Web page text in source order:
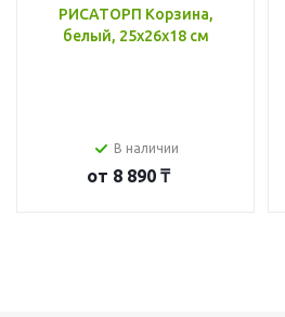
РИСАТОРП Корзина,
белый, 25x26x18 см
В наличии
от 8 890 ₸